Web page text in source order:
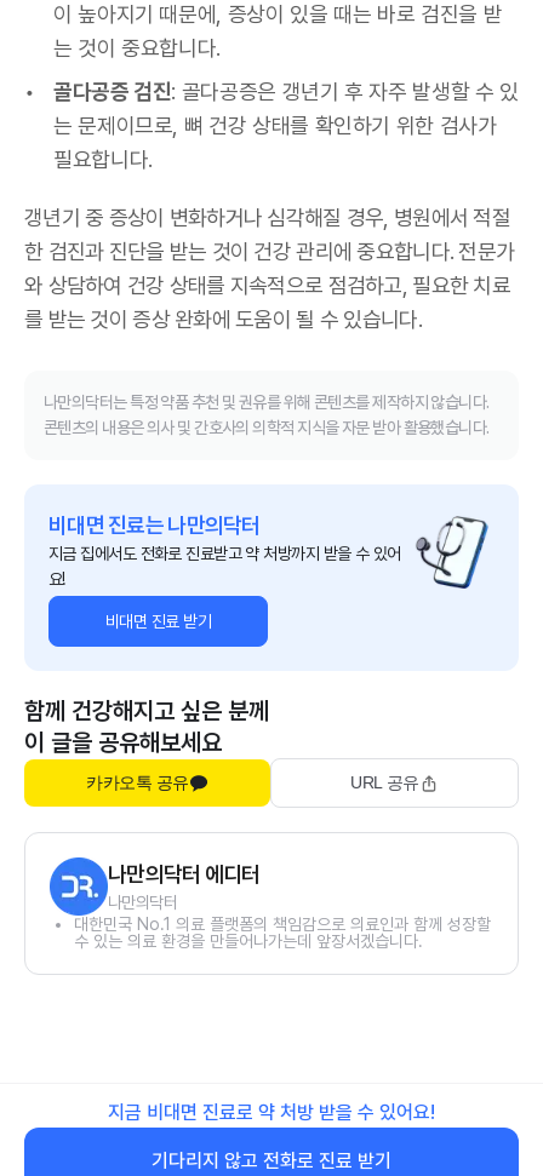
이 높아지기 때문에, 증상이 있을 때는 바로 검진을 받
는 것이 중요합니다.
골다공증 검진: 골다공증은 갱년기 후 자주 발생할 수 있
는 문제이므로, 뼈 건강 상태를 확인하기 위한 검사가
필요합니다.
갱년기 중 증상이 변화하거나 심각해질 경우, 병원에서 적절
한 검진과 진단을 받는 것이 건강 관리에 중요합니다. 전문가
와 상담하여 건강 상태를 지속적으로 점검하고, 필요한 치료
를 받는 것이 증상 완화에 도움이 될 수 있습니다.
나만의닥터는 특정 약품 추천 및 권유를 위해 콘텐츠를 제작하지 않습니다.
콘텐츠의 내용은 의사 및 간호사의 의학적 지식을 자문 받아 활용했습니다.
비대면 진료는 나만의닥터
지금 집에서도 전화로 진료받고 약 처방까지 받을 수 있어
요!
비대면 진료 받기
함께 건강해지고 싶은 분께
이 글을 공유해보세요
카카오톡 공유 URL 공유
나만의닥터 에디터
나만의닥터
대한민국 No.1 의료 플랫폼의 책임감으로 의료인과 함께 성장할
수 있는 의료 환경을 만들어나가는데 앞장서겠습니다.
지금 비대면 진료로 약 처방 받을 수 있어요!
기다리지 않고 전화로 진료 받기